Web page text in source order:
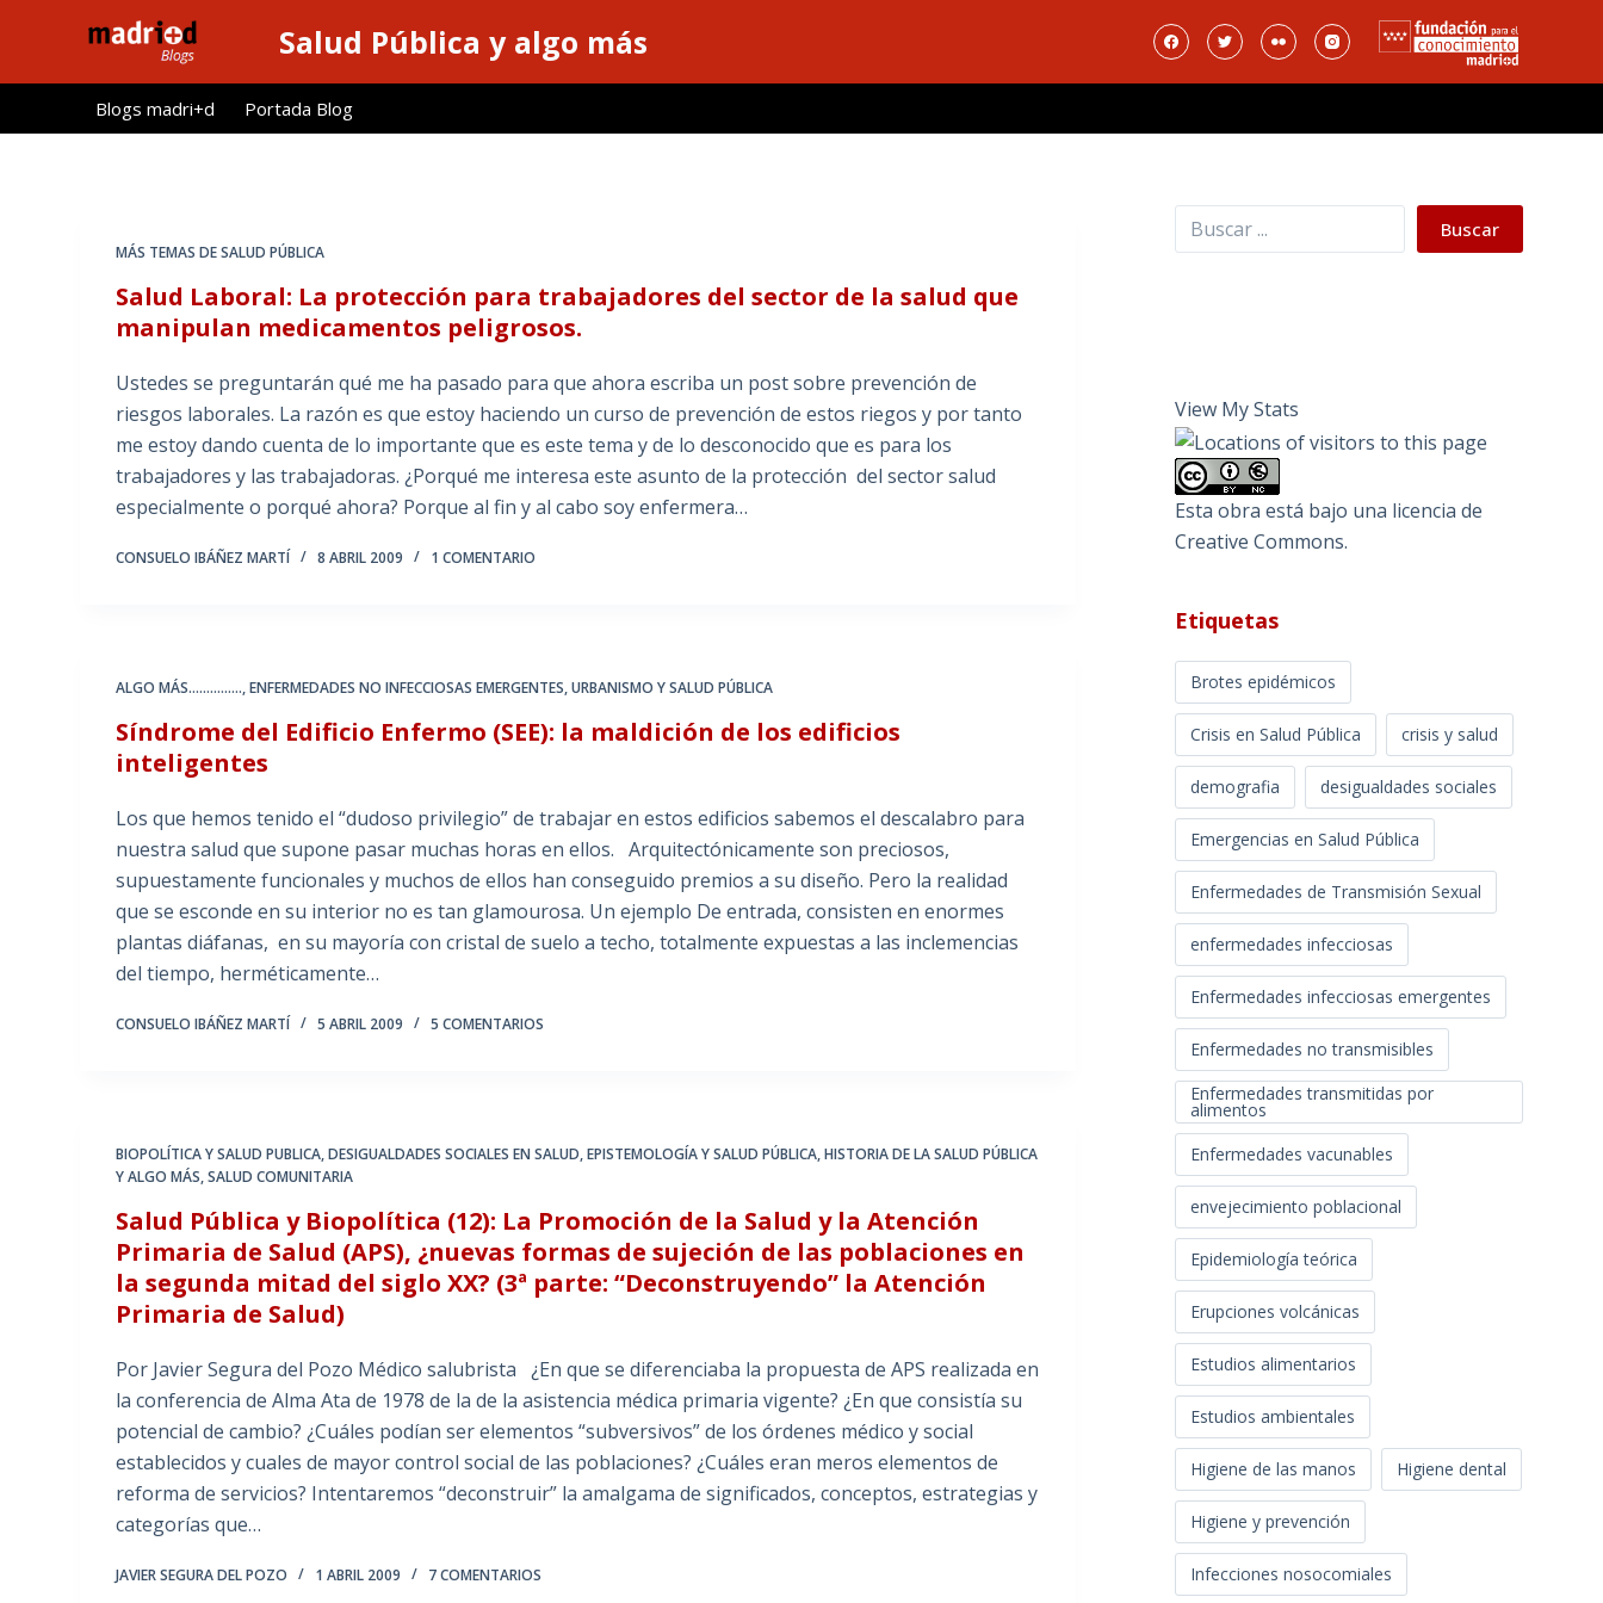
l
Salud Pública y algo más
Blogs madri+d Portada Blog
MÁS TEMAS DE SALUD PÚBLICA
Salud Laboral: La protección para trabajadores del sector de la salud que
manipulan medicamentos peligrosos.
Ustedes se preguntarán qué me ha pasado para que ahora escriba un post sobre prevención de
riesgos laborales. La razón es que estoy haciendo un curso de prevención de estos riegos y por tanto
me estoy dando cuenta de lo importante que es este tema y de lo desconocido que es para los
trabajadores y las trabajadoras. ¿Porqué me interesa este asunto de la protección del sector salud
especialmente o porqué ahora? Porque al fin y al cabo soy enfermera…
CONSUELO IBÁÑEZ MARTÍ 8 ABRIL 2009 1 COMENTARIO
ALGO MÁS...............,ENFERMEDADES NO INFECCIOSAS EMERGENTES,URBANISMO Y SALUD PÚBLICA
Síndrome del Edificio Enfermo (SEE): la maldición de los edificios
inteligentes
Los que hemos tenido el “dudoso privilegio” de trabajar en estos edificios sabemos el descalabro para
nuestra salud que supone pasar muchas horas en ellos. Arquitectónicamente son preciosos,
supuestamente funcionales y muchos de ellos han conseguido premios a su diseño. Pero la realidad
que se esconde en su interior no es tan glamourosa. Un ejemplo De entrada, consisten en enormes
plantas diáfanas, en su mayoría con cristal de suelo a techo, totalmente expuestas a las inclemencias
del tiempo, herméticamente…
CONSUELO IBÁÑEZ MARTÍ 5 ABRIL 2009 5 COMENTARIOS
BIOPOLÍTICA Y SALUD PUBLICA,DESIGUALDADES SOCIALES EN SALUD,EPISTEMOLOGÍA Y SALUD PÚBLICA,HISTORIA DE LA SALUD PÚBLICA
Y ALGO MÁS,SALUD COMUNITARIA
Salud Pública y Biopolítica (12): La Promoción de la Salud y la Atención
Primaria de Salud (APS), ¿nuevas formas de sujeción de las poblaciones en
la segunda mitad del siglo XX? (3ª parte: “Deconstruyendo” la Atención
Primaria de Salud)
Por Javier Segura del Pozo Médico salubrista ¿En que se diferenciaba la propuesta de APS realizada en
la conferencia de Alma Ata de 1978 de la de la asistencia médica primaria vigente? ¿En que consistía su
potencial de cambio? ¿Cuáles podían ser elementos “subversivos” de los órdenes médico y social
establecidos y cuales de mayor control social de las poblaciones? ¿Cuáles eran meros elementos de
reforma de servicios? Intentaremos “deconstruir” la amalgama de significados, conceptos, estrategias y
categorías que…
JAVIER SEGURA DEL POZO 1 ABRIL 2009 7 COMENTARIOS
Buscar Buscar
View My Stats
Esta obra está bajo una licencia de
Creative Commons.
Etiquetas
Brotes epidémicos
Crisis en Salud Pública crisis y salud
demografia desigualdades sociales
Emergencias en Salud Pública
Enfermedades de Transmisión Sexual
enfermedades infecciosas
Enfermedades infecciosas emergentes
Enfermedades no transmisibles
Enfermedades transmitidas por
alimentos
Enfermedades vacunables
envejecimiento poblacional
Epidemiología teórica
Erupciones volcánicas
Estudios alimentarios
Estudios ambientales
Higiene de las manos Higiene dental
Higiene y prevención
Infecciones nosocomiales